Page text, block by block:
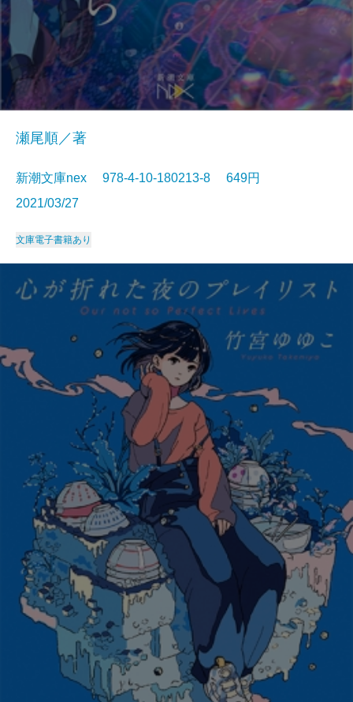
瀬尾順／著
新潮文庫nex 978-4-10-180213-8 649円
2021/03/27
文庫電子書籍あり